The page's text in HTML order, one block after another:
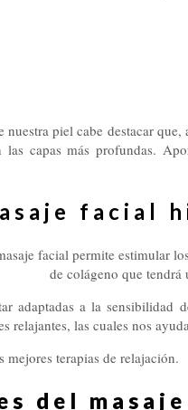
nuestra piel cabe destacar
capas más profundas.
facial
facial permite estimular
de colágeno que tendrá
adaptadas a la
relajantes, las cuales nos
mejores terapias de relajación.
del